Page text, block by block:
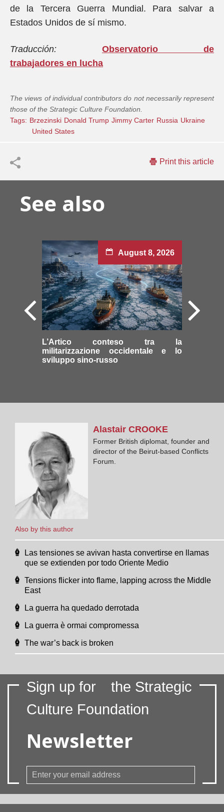
de la Tercera Guerra Mundial. Para salvar a
Estados Unidos de sí mismo.
Traducción: Observatorio de
trabajadores en lucha
The views of individual contributors do not necessarily represent
those of the Strategic Culture Foundation.
Tags: Brzezinski Donald Trump Jimmy Carter Russia Ukraine
United States
Print this article
See also
August 8, 2026
L’Artico conteso tra la
militarizzazione occidentale e lo
sviluppo sino-russo
Also by this author
AlastairCROOKE
Former British diplomat, founder and
director of the Beirut-based Conflicts
Forum.
Las tensiones se avivan hasta convertirse en llamas
que se extienden por todo Oriente Medio
Tensions flicker into flame, lapping across the Middle
East
La guerra ha quedado derrotada
La guerra è ormai compromessa
The war’s back is broken
Sign up for
the Strategic
Culture Foundation
Newsletter